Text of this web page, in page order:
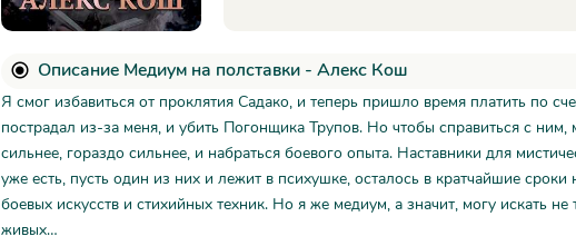
Описание Медиум на полставки - Алекс Кош
Я смог избавиться от проклятия Садако, и теперь пришло время платить по
пострадал из-за меня, и убить Погонщика Трупов. Но чтобы справиться с ним,
сильнее, гораздо сильнее, и набраться боевого опыта. Наставники для
уже есть, пусть один из них и лежит в психушке, осталось в кратчайшие сроки
боевых искусств и стихийных техник. Но я же медиум, а значит, могу искать не
живых…